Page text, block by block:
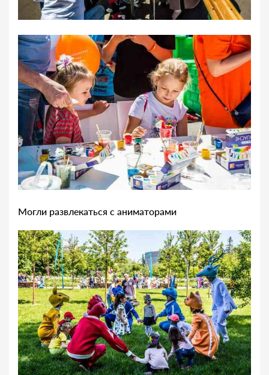
Могли развлекаться с аниматорами